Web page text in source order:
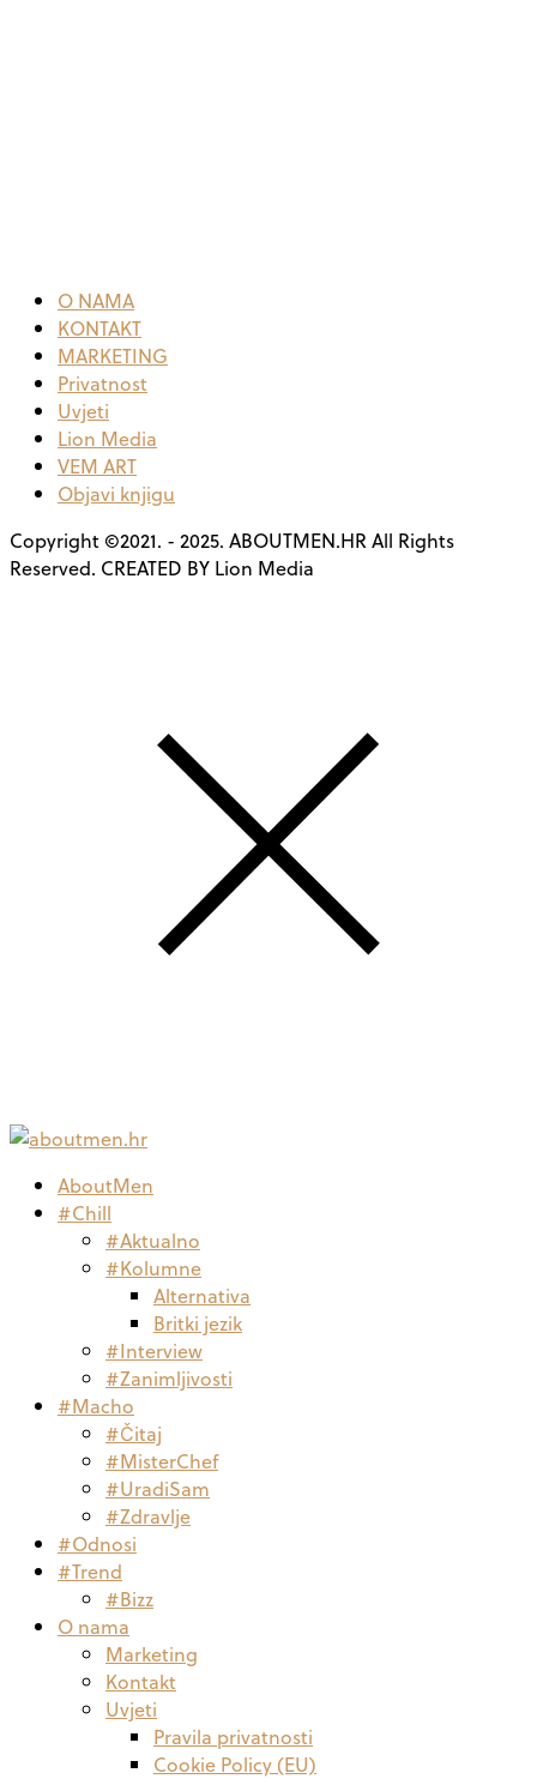
O NAMA
KONTAKT
MARKETING
Privatnost
Uvjeti
Lion Media
VEM ART
Objavi knjigu
Copyright ©2021. - 2025. ABOUTMEN.HR All Rights
Reserved. CREATED BY Lion Media
AboutMen
#Chill
#Aktualno
#Kolumne
Alternativa
Britki jezik
#Interview
#Zanimljivosti
#Macho
#Čitaj
#MisterChef
#UradiSam
#Zdravlje
#Odnosi
#Trend
#Bizz
O nama
Marketing
Kontakt
Uvjeti
Pravila privatnosti
Cookie Policy (EU)